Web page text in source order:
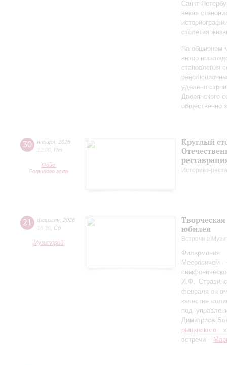
века»
столетия
На обширном
автор
становления
уделено
Дворянского
общественно
30 января 2026
Пт
Фойе
Большого зала
Круглый
Историко-
21 февраля 2026
18:30
Сб
Музиторий
юбилея
Встречи в
Мееровичем
И.Ф.
февраля он
качестве
под
Димитриса
рыцарского
встречи –